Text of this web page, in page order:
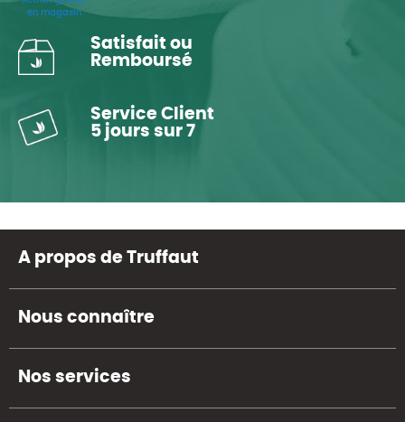
Satisfait ou
Remboursé
Service Client
5 jours sur 7
A propos de Truffaut
Nous connaître
Nos services